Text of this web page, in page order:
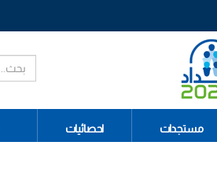
مستجدات احصائيات